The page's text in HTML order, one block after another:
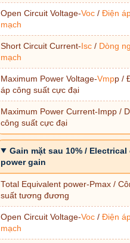
Open Circuit Voltage-Voc /Điện
mạch
Short Circuit Current-Isc / Dòng
mạch
Maximum Power Voltage-Vmpp /
áp công suất cực đại
Maximum Power Current-Impp /
công suất cực đại
Gain mặt sau 10% /
power gain
Total Equivalent power-Pmax /
suất tương đương
Open Circuit Voltage-Voc /Điện
mạch